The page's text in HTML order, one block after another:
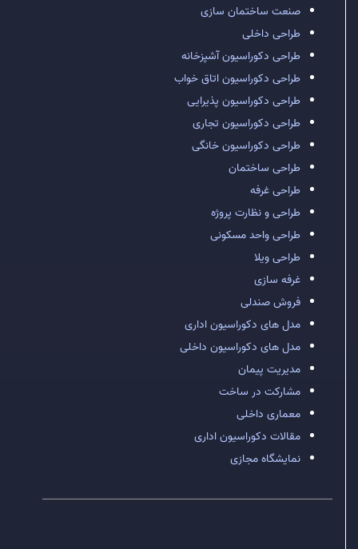
صنعت ساختمان سازی
طراحی داخلی
طراحی دکوراسیون آشپزخانه
طراحی دکوراسیون اتاق خواب
طراحی دکوراسیون پذیرایی
طراحی دکوراسیون تجاری
طراحی دکوراسیون خانگی
طراحی ساختمان
طراحی غرفه
طراحی و نظارت پروژه
طراحی واحد مسکونی
طراحی ویلا
غرفه سازی
فروش صندلی
مدل های دکوراسیون اداری
مدل های دکوراسیون داخلی
مدیریت پیمان
مشارکت در ساخت
معماری داخلی
مقالات دکوراسیون اداری
نمایشگاه مجازی